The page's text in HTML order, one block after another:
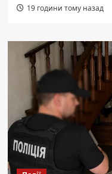
19 години тому назад